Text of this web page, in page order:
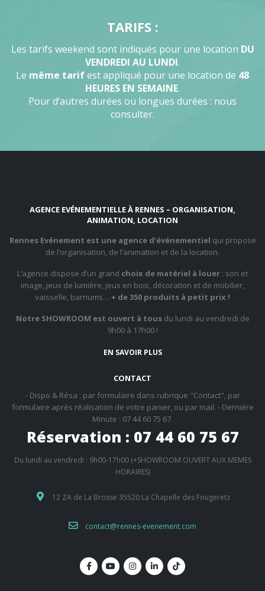
TARIFS :
Les tarifs weekend sont indiqués pour une location DU
VENDREDI AU LUNDI.
Le même tarifest appliqué pour une location de 48
HEURES EN SEMAINE.
Pour d’autres durées ou longues durées : nous
consulter.
AGENCE EVÉNEMENTIELLE À RENNES – ORGANISATION,
ANIMATION, LOCATION
Rennes Evénement est une agence d’événementiel qui propose
de l’organisation, de l’animation et de la location.
L’agence dispose d’un grand choix de matériel à louer : son et
image, jeux de lumière, jeux en bois, décoration et de mobilier,
vaisselle, barnums… + de 350 produits à petit prix !
Notre SHOWROOM est ouvert à tousdu lundi au vendredi de
9h00 à 17h00 !
EN SAVOIR PLUS
CONTACT
- Dispo & Résa : par formulaire dans rubrique "Contact", par
formulaire après réalisation de votre panier, ou par mail. - Dernière
Minute : 07 44 60 75 67.
Réservation : 07 44 60 75 67
Du lundi au vendredi : 9h00-17h00 (+SHOWROOM OUVERT AUX MEMES
HORAIRES)
12 ZA de La Brosse 35520 La Chapelle des Fougeretz
contact@rennes-evenement.com